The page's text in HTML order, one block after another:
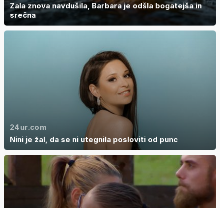
Zala znova navdušila, Barbara je odšla bogatejša in
srečna
24ur.com
Nini je žal, da se ni utegnila posloviti od punc